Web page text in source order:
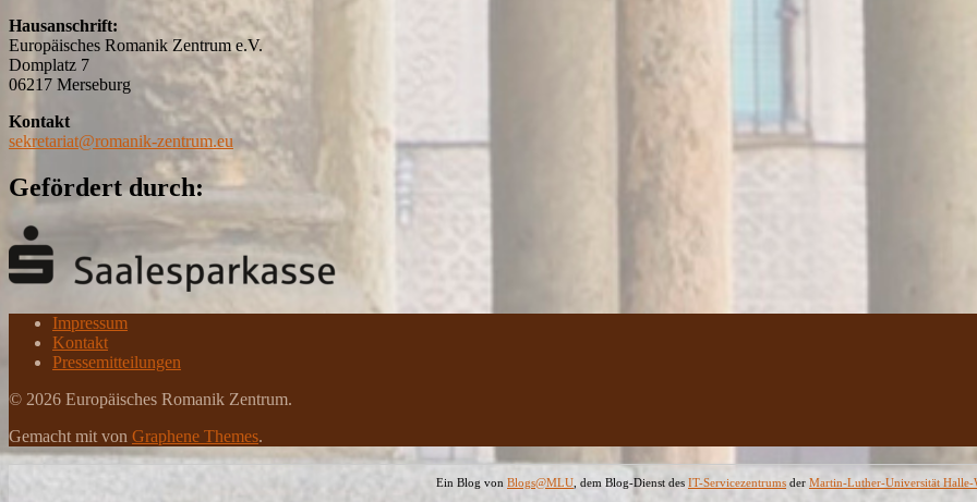
Hausanschrift:
Europäisches Romanik Zentrum e.V.
Domplatz 7
06217 Merseburg
Kontakt
sekretariat@romanik-zentrum.eu
Gefördert durch:
Impressum
Kontakt
Pressemitteilungen
© 2026 Europäisches Romanik Zentrum.
Gemacht mit von Graphene Themes.
Ein Blog von Blogs@MLU , dem Blog-Dienst des IT-Servicezentrums der Martin-Luther-Universität Halle-